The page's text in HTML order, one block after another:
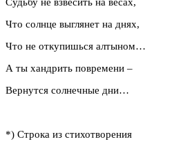
Что солнце выглянет на днях,
Что не откупишься алтыном…
А ты хандрить повремени –
Вернутся солнечные дни…
*) Строка из стихотворения